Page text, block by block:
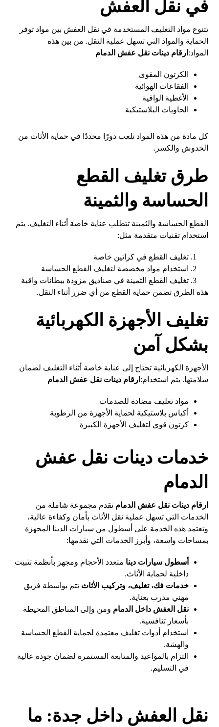
في نقل العفش
تتنوع مواد التغليف المستخدمة في نقل العفش بين مواد توفر
الحماية والمواد التي تسهل عملية النقل. من بين هذه
المواد: ارقام دينات نقل عفش الدمام
الكرتون المقوى
الفقاعات الهوائية
الأغطية الواقية
الحاويات البلاستيكية
كل مادة من هذه المواد تلعب دورًا محددًا في حماية الأثاث من
الخدوش والكسر.
طرق تغليف القطع
الحساسة والثمينة
القطع الحساسة والثمينة تتطلب عناية خاصة أثناء التغليف. يتم
استخدام تقنيات متقدمة مثل:
تغليف القطع في كراتين خاصة
استخدام مواد مخصصة لتغليف القطع الحساسة
تغليف القطع الثمينة في صناديق مزودة ببطانات واقية
هذه الطرق تضمن حماية القطع من أي ضرر أثناء النقل.
تغليف الأجهزة الكهربائية
بشكل آمن
الأجهزة الكهربائية تحتاج إلى عناية خاصة أثناء التغليف لضمان
سلامتها. يتم استخدام: ارقام دينات نقل عفش الدمام
مواد تغليف مضادة للصدمات
أكياس بلاستيكية لحماية الأجهزة من الرطوبة
كرتون قوي لتغليف الأجهزة الكبيرة
خدمات دينات نقل عفش
الدمام
ارقام دينات نقل عفش الدمام تقدم مجموعة شاملة من
الخدمات التي تسهل عملية نقل الأثاث بأمان وكفاءة عالية،
وتعتمد هذه الخدمة على أسطول من سيارات الدينا المجهزة
بمساحات واسعة، وأبرز الخدمات التي نقدمها:
أسطول سيارات دينا متعدد الأحجام ومجهز بأنظمة تثبيت
داخلية لحماية الأثاث.
خدمات فك، تغليف، وتركيب الأثاث تتم بواسطة فريق
مهني مدرب بعناية.
نقل العفش داخل الدمام ومن وإلى المناطق المحيطة
بأسعار تنافسية.
استخدام أدوات تغليف معتمدة لحماية القطع الحساسة
والهشة.
التزام بالمواعيد والمتابعة المستمرة لضمان جودة عالية
في التسليم.
نقل العفش داخل جدة: ما